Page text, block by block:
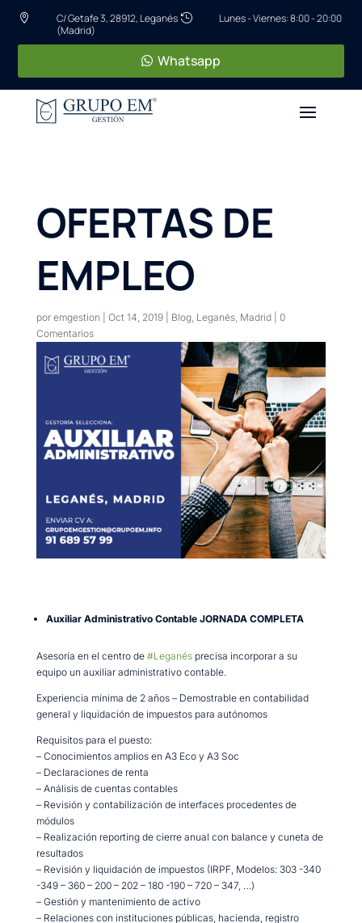

C/ Getafe 3, 28912, Leganés
(Madrid)
 Lunes - Viernes: 8:00 - 20:00
Whatsapp
OFERTAS DE
EMPLEO
por emgestion Oct 14, 2019| Blog, Leganés, Madrid| 0
Comentarios
Auxiliar Administrativo Contable JORNADA COMPLETA
Asesoría en el centro de #Leganésprecisa incorporar a su
equipo un auxiliar administrativo contable.
Experiencia mínima de 2 años – Demostrable en contabilidad
general y liquidación de impuestos para autónomos
Requisitos para el puesto:
– Conocimientos amplios en A3 Eco y A3 Soc
– Declaraciones de renta
– Análisis de cuentas contables
– Revisión y contabilización de interfaces procedentes de
módulos
– Realización reporting de cierre anual con balance y cuneta de
resultados
– Revisión y liquidación de impuestos (IRPF, Modelos: 303 -340
-349 – 360 – 200 – 202 – 180 -190 – 720 – 347, …)
– Gestión y mantenimiento de activo
– Relaciones con instituciones públicas, hacienda, registro